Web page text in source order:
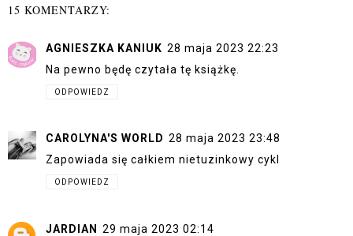
15 KOMENTARZY:
AGNIESZKA KANIUK 28 maja 2023 22:23
Na pewno będę czytała tę książkę.
ODPOWIEDZ
CAROLYNA'S WORLD 28 maja 2023 23:48
Zapowiada się całkiem nietuzinkowy cykl
ODPOWIEDZ
JARDIAN 29 maja 2023 02:14